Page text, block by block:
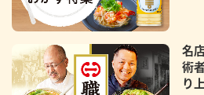
名
術
り